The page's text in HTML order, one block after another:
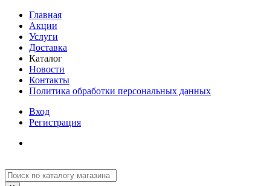
Главная
Акции
Услуги
Доставка
Каталог
Новости
Контакты
Политика обработки персональных данных
Вход
Регистрация